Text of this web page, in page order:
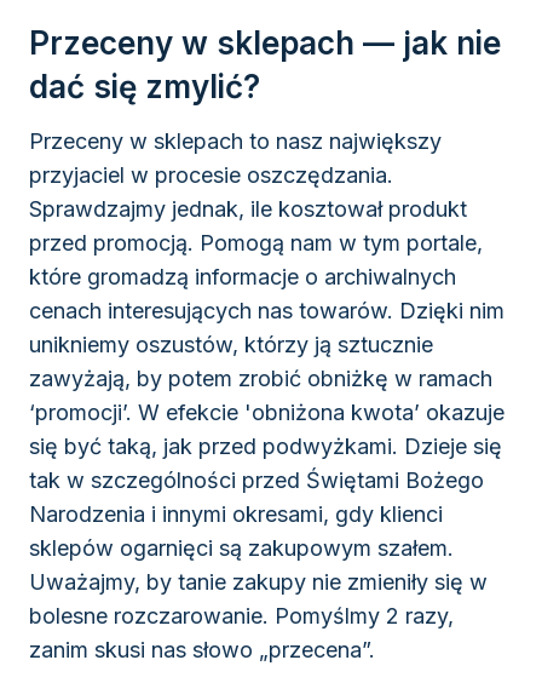
Przeceny w sklepach — jak nie
dać się zmylić?
Przeceny w sklepach to nasz największy
przyjaciel w procesie oszczędzania.
Sprawdzajmy jednak, ile kosztował produkt
przed promocją. Pomogą nam w tym portale,
które gromadzą informacje o archiwalnych
cenach interesujących nas towarów. Dzięki nim
unikniemy oszustów, którzy ją sztucznie
zawyżają, by potem zrobić obniżkę w ramach
‘promocji’. W efekcie 'obniżona kwota’ okazuje
się być taką, jak przed podwyżkami. Dzieje się
tak w szczególności przed Świętami Bożego
Narodzenia i innymi okresami, gdy klienci
sklepów ogarnięci są zakupowym szałem.
Uważajmy, by tanie zakupy nie zmieniły się w
bolesne rozczarowanie. Pomyślmy 2 razy,
zanim skusi nas słowo „przecena”.